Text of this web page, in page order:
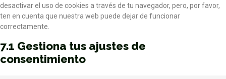
desactivar el uso de cookies a través de tu navegador, pero, por favor,
ten en cuenta que nuestra web puede dejar de funcionar
correctamente.
7.1 Gestiona tus ajustes de
consentimiento